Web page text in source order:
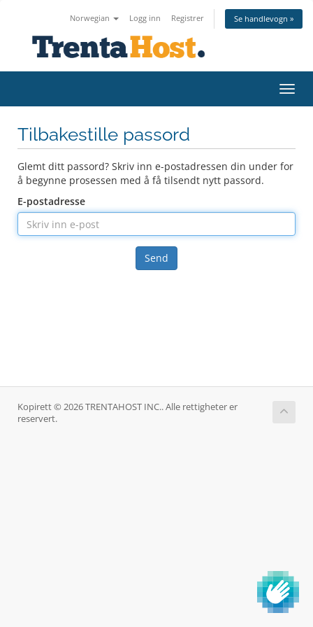
Norwegian Logg inn Registrer Se handlevogn »
Bytt
Tilbakestille passord
Glemt ditt passord? Skriv inn e-postadressen din under for
å begynne prosessen med å få tilsendt nytt passord.
E-postadresse
Send
Kopirett © 2026 TRENTAHOST INC.. Alle rettigheter er
reservert.